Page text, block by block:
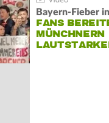
Bayern-Fieber
FANS
MÜNCHNERN